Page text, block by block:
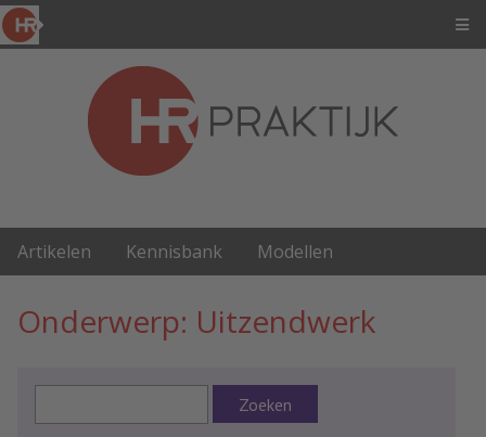
Artikelen Kennisbank Modellen
Onderwerp: Uitzendwerk
Zoeken